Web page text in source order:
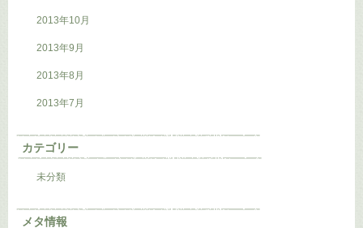
2013年10月
2013年9月
2013年8月
2013年7月
カテゴリー
未分類
メタ情報